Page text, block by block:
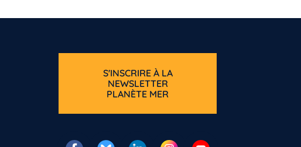
S'INSCRIRE À LA
NEWSLETTER
PLANÈTE MER